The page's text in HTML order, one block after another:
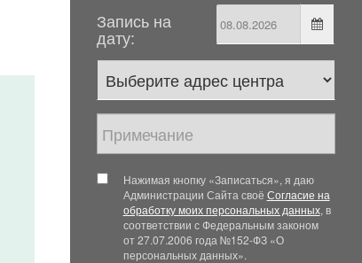
Запись на
дату:
Нажимая кнопку «Записаться», я даю
Администрации Сайта своё Согласие на
обработку моих персональных данных, в
соответствии с Федеральным законом
от 27.07.2006 года №152-ФЗ «О
персональных данных».